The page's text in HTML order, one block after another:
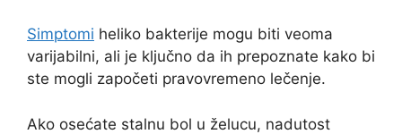
Simptomi heliko bakterije mogu biti veoma
varijabilni, ali je ključno da ih prepoznate kako bi
ste mogli započeti pravovremeno lečenje.
Ako osećate stalnu bol u želucu, nadutost